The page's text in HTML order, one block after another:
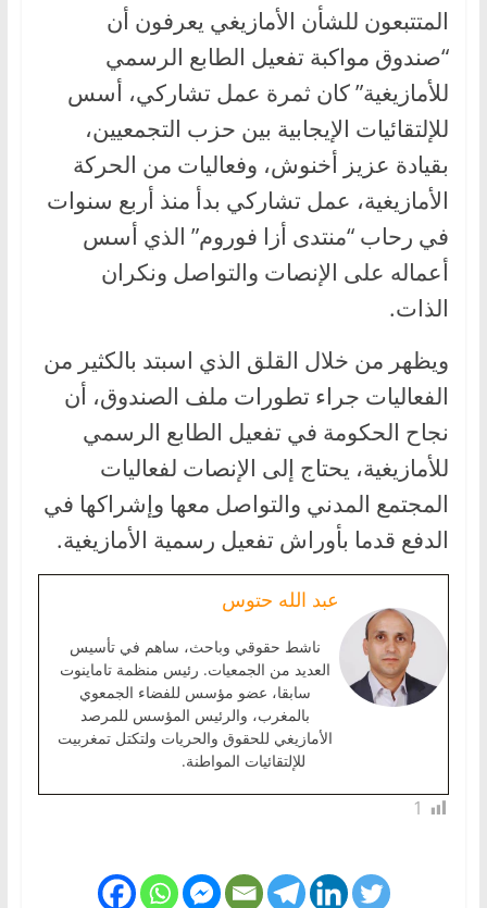
المتتبعون للشأن الأمازيغي يعرفون أن
“صندوق مواكبة تفعيل الطابع الرسمي
للأمازيغية” كان ثمرة عمل تشاركي، أسس
للإلتقائيات الإيجابية بين حزب التجمعيين،
بقيادة عزيز أخنوش، وفعاليات من الحركة
الأمازيغية، عمل تشاركي بدأ منذ أربع سنوات
في رحاب “منتدى أزا فوروم” الذي أسس
أعماله على الإنصات والتواصل ونكران
الذات.
ويظهر من خلال القلق الذي اسبتد بالكثير من
الفعاليات جراء تطورات ملف الصندوق، أن
نجاح الحكومة في تفعيل الطابع الرسمي
للأمازيغية، يحتاج إلى الإنصات لفعاليات
المجتمع المدني والتواصل معها وإشراكها في
الدفع قدما بأوراش تفعيل رسمية الأمازيغية.
عبد الله حتوس
ناشط حقوقي وباحث، ساهم في تأسيس
العديد من الجمعيات. رئيس منظمة تاماينوت
سابقا، عضو مؤسس للفضاء الجمعوي
بالمغرب، والرئيس المؤسس للمرصد
الأمازيغي للحقوق والحريات ولتكتل تمغربيت
للإلتقائيات المواطنة.
1